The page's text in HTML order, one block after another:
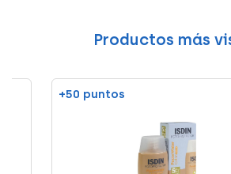
Productos más
+50 puntos